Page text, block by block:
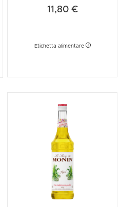
11,80 €
Etichetta alimentare